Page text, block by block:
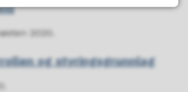
2020.
og styringsgrunnlag